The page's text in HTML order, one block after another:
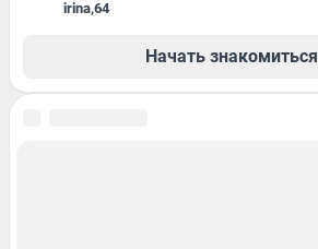
irina,64
Начать знакомиться